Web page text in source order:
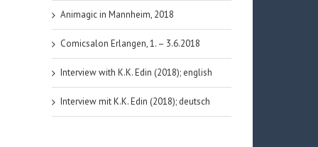
Animagic in Mannheim, 2018
Comicsalon Erlangen, 1. – 3.6.2018
Interview with K.K. Edin (2018); english
Interview mit K.K. Edin (2018); deutsch